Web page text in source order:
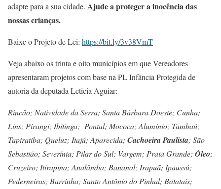
adapte para a sua cidade. Ajude a proteger a inocência das
nossas crianças.
Baixe o Projeto de Lei: https://bit.ly/3v38VmT
Veja abaixo os trinta e oito municípios em que Vereadores
apresentaram projetos com base na PL Infância Protegida de
autoria da deputada Leticia Aguiar:
Rincão; Natividade da Serra; Santa Bárbara Doeste; Cunha;
Lins; Pirangi; Ibitinga; Pontal; Mococa; Alumínio; Tambaú;
Tapiratiba; Queluz; Itajú; Aparecida; Cachoeira Paulista; São
Sebastião; Severínia; Pilar do Sul; Vargem; Praia Grande; Óleo;
Cruzeiro; Itirapina; Analândia; Bananal; Irapuã; Ipaussú;
Pederneiras; Barrinha; Santo Antônio do Pinhal; Batatais;